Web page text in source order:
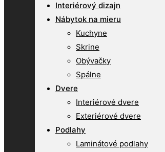
Interiérový dizajn
Nábytok na mieru
Kuchyne
Skrine
Obývačky
Spálne
Dvere
Interiérové dvere
Exteriérové dvere
Podlahy
Laminátové podlahy